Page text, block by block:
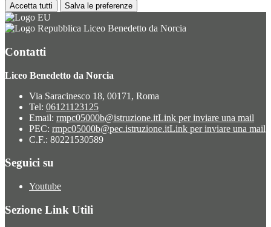
Accetta tutti Salva le preferenze
Liceo Benedetto da Norcia
Contatti
Liceo Benedetto da Norcia
Via Saracinesco 18, 00171, Roma
Tel: 06121123125
Email: rmpc05000b@istruzione.itLink per inviare una mail
PEC: rmpc05000b@pec.istruzione.itLink per inviare una mail
C.F.: 80221530589
Seguici su
Youtube
Sezione Link Utili